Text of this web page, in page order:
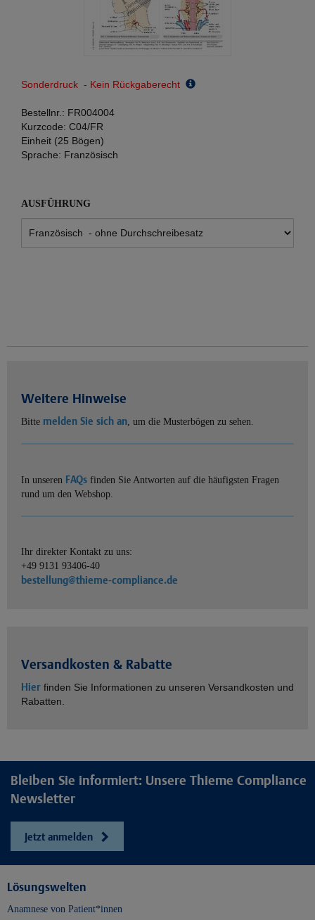
Sonderdruck - Kein Rückgaberecht
Bestellnr.: FR004004
Kurzcode: C04/FR
Einheit (25 Bögen)
Sprache: Französisch
AUSFÜHRUNG
Weitere Hinweise
Bitte melden Sie sich an, um die Musterbögen zu sehen.
In unseren FAQs finden Sie Antworten auf die häufigsten Fragen
rund um den Webshop.
Ihr direkter Kontakt zu uns:
+49 9131 93406-40
bestellung@thieme-compliance.de
Versandkosten & Rabatte
Hier finden Sie Informationen zu unseren Versandkosten und
Rabatten.
Bleiben Sie informiert: Unsere Thieme Compliance
Newsletter
Jetzt anmelden
Lösungswelten
Anamnese von Patient*innen